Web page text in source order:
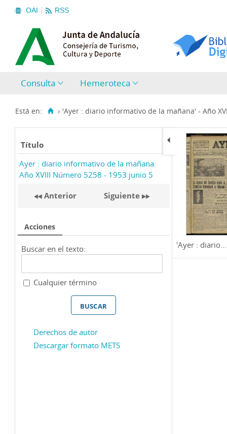
OAI RSS
Consulta Hemeroteca
Está en: › 'Ayer : diario informativo de la mañana' - Año
Título
Ayer : diario informativo de la mañana:
Año XVIII Número 5258 - 1953 junio 5
Anterior Siguiente
Acciones
Buscar en el texto:
Cualquier término
Derechos de autor
Descargar formato METS
'Ayer : diario...